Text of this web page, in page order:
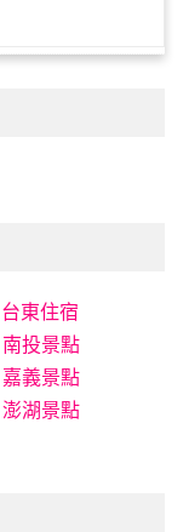
台東住宿
南投景點
嘉義景點
澎湖景點